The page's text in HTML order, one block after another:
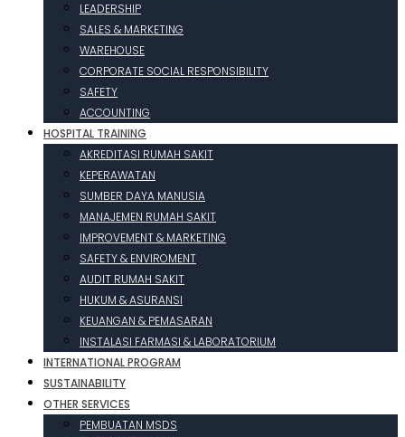
LEADERSHIP
SALES & MARKETING
WAREHOUSE
CORPORATE SOCIAL RESPONSIBILITY
SAFETY
ACCOUNTING
HOSPITAL TRAINING
AKREDITASI RUMAH SAKIT
KEPERAWATAN
SUMBER DAYA MANUSIA
MANAJEMEN RUMAH SAKIT
IMPROVEMENT & MARKETING
SAFETY & ENVIROMENT
AUDIT RUMAH SAKIT
HUKUM & ASURANSI
KEUANGAN & PEMASARAN
INSTALASI FARMASI & LABORATORIUM
INTERNATIONAL PROGRAM
SUSTAINABILITY
OTHER SERVICES
PEMBUATAN MSDS